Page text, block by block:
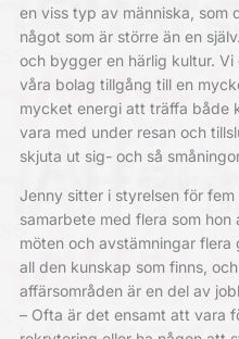
en viss typ av människa,
något som är större än en
och bygger en härlig kultur.
våra bolag tillgång till en
mycket energi att träffa både
vara med under resan och
skjuta ut sig- och så
Jenny sitter i styrelsen för
samarbete med flera som
möten och avstämningar
all den kunskap som finns,
affärsområden är en del av
– Ofta är det ensamt att vara